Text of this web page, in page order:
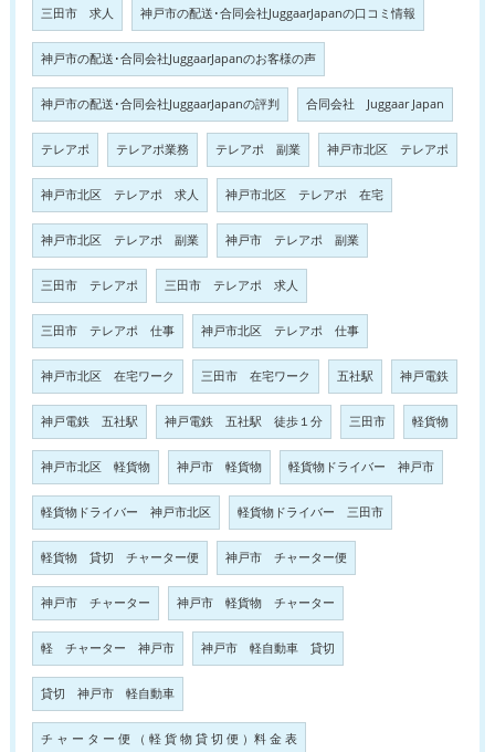
三田市 求人 神戸市の配送･合同会社JuggaarJapanの口コミ情報
神戸市の配送･合同会社JuggaarJapanのお客様の声
神戸市の配送･合同会社JuggaarJapanの評判 合同会社 Juggaar Japan
テレアポ テレアポ業務 テレアポ 副業 神戸市北区 テレアポ
神戸市北区 テレアポ 求人 神戸市北区 テレアポ 在宅
神戸市北区 テレアポ 副業 神戸市 テレアポ 副業
三田市 テレアポ 三田市 テレアポ 求人
三田市 テレアポ 仕事 神戸市北区 テレアポ 仕事
神戸市北区 在宅ワーク 三田市 在宅ワーク 五社駅 神戸電鉄
神戸電鉄 五社駅 神戸電鉄 五社駅 徒歩１分 三田市 軽貨物
神戸市北区 軽貨物 神戸市 軽貨物 軽貨物ドライバー 神戸市
軽貨物ドライバー 神戸市北区 軽貨物ドライバー 三田市
軽貨物 貸切 チャーター便 神戸市 チャーター便
神戸市 チャーター 神戸市 軽貨物 チャーター
軽 チャーター 神戸市 神戸市 軽自動車 貸切
貸切 神戸市 軽自動車
チ ャ ー タ ー 便 （ 軽 貨 物 貸 切 便 ）料 金 表